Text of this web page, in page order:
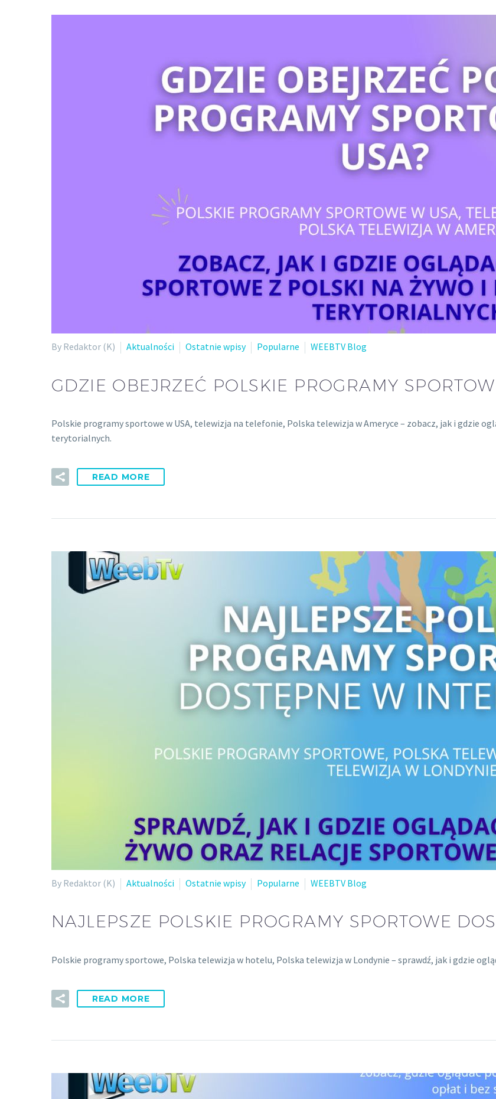
By Redaktor (K) Aktualności Ostatnie wpisy Popularne WEEBTV Blog
GDZIE OBEJRZEĆ POLSKIE PROGRAMY
Polskie programy sportowe w USA, telewizja na telefonie, Polska telewizja w Ameryce – zobacz, jak i gdzie
terytorialnych.
READ MORE
By Redaktor (K) Aktualności Ostatnie wpisy Popularne WEEBTV Blog
NAJLEPSZE POLSKIE PROGRAMY SPORTOWE
Polskie programy sportowe, Polska telewizja w hotelu, Polska telewizja w Londynie – sprawdź, jak i gdzie
READ MORE